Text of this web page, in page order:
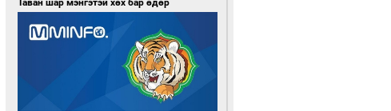
Таван шар мэнгэтэй хөх бар өдөр